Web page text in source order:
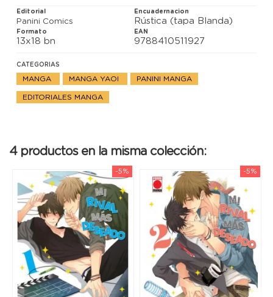
Editorial
Panini Comics
Encuadernacion
Rústica (tapa Blanda)
Formato
13x18 bn
EAN
9788410511927
CATEGORIAS
MANGA MANGA YAOI PANINI MANGA
EDITORIALES MANGA
4 productos en la misma colección:
-5% -5%